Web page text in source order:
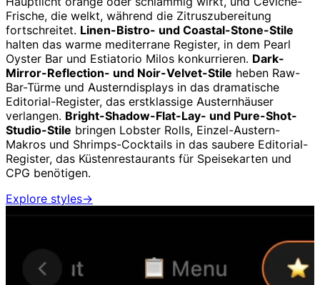
Frische, die welkt, während die Zitruszubereitung
fortschreitet. Linen-Bistro- und Coastal-Stone-Stile
halten das warme mediterrane Register, in dem Pearl
Oyster Bar und Estiatorio Milos konkurrieren. Dark-
Mirror-Reflection- und Noir-Velvet-Stile heben Raw-
Bar-Türme und Austerndisplays in das dramatische
Editorial-Register, das erstklassige Austernhäuser
verlangen. Bright-Shadow-Flat-Lay- und Pure-Shot-
Studio-Stile bringen Lobster Rolls, Einzel-Austern-
Makros und Shrimps-Cocktails in das saubere Editorial-
Register, das Küstenrestaurants für Speisekarten und
CPG benötigen.
Explore styles→